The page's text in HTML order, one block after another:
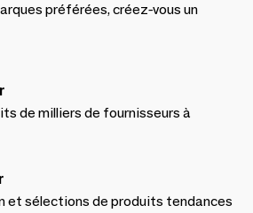
préférées, créez-vous un
de milliers de fournisseurs à
et sélections de produits tendances